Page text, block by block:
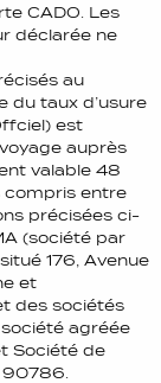
CADO. Les
déclarée ne
au
du taux d’usure
est
auprès
valable 48
compris entre
précisées ci-
(société par
176, Avenue
et
des sociétés
agréée
Société de
90786.